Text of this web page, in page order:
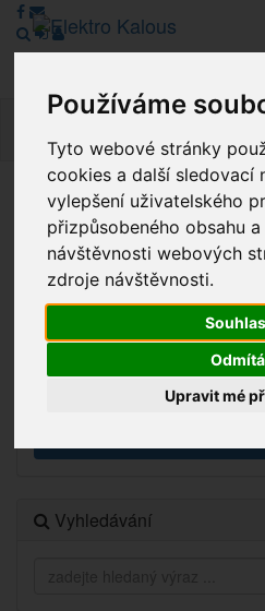
Používáme
Tyto webové stránky
cookies a další sledovací
vylepšení uživatelského
přizpůsobeného obsahu
návštěvnosti webových
zdroje návštěvnosti.
Upravit mé
Vážení zákazníci, v tuto chvíli je
režimu Katalogu. Objednávky
Děkujeme za pochopení.
Výprodej
Vyhledávání